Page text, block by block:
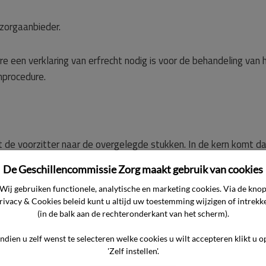
verklaring van erfrecht nodig is voor de behandeling van
voorzitter naar de overgelegde stukken. In de kern komt
in de medische zorg voor haar echtgenoot, de
De gebrekkige voortvarendheid in diagnostiek, fouten in
en onvoldoende patiëntgericht handelen hebben
met mogelijk ernstige gevolgen voor het ziekteverloop.
De Geschillencommissie Zorg maakt gebruik van cookies
Wij gebruiken functionele, analytische en marketing cookies. Via de knop
& Cookies beleid kunt u altijd uw toestemming wijzigen of
(in de balk aan de rechteronderkant van het scherm).
u zelf wenst te selecteren welke cookies u wilt accepteren klikt u
'Zelf instellen'.